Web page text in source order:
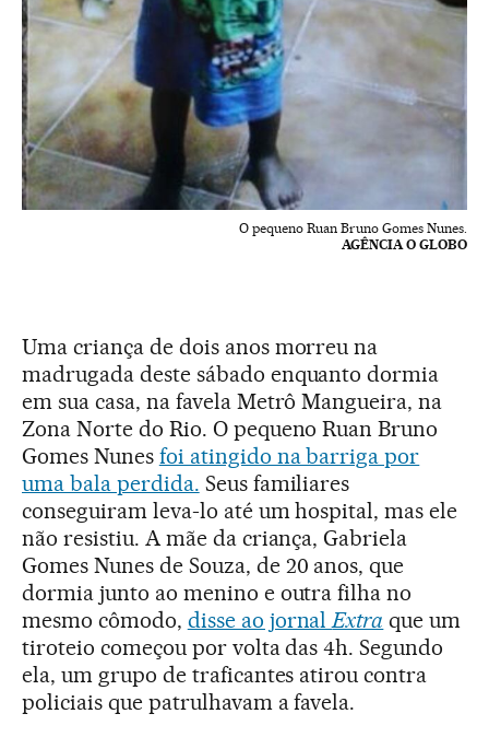
O pequeno Ruan Bruno Gomes Nunes.
AGÊNCIA O GLOBO
Uma criança de dois anos morreu na
madrugada deste sábado enquanto dormia
em sua casa, na favela Metrô Mangueira, na
Zona Norte do Rio. O pequeno Ruan Bruno
Gomes Nunes foi atingido na barriga por
uma bala perdida. Seus familiares
conseguiram leva-lo até um hospital, mas ele
não resistiu. A mãe da criança, Gabriela
Gomes Nunes de Souza, de 20 anos, que
dormia junto ao menino e outra filha no
mesmo cômodo, disse ao jornalExtra que um
tiroteio começou por volta das 4h. Segundo
ela, um grupo de traficantes atirou contra
policiais que patrulhavam a favela.